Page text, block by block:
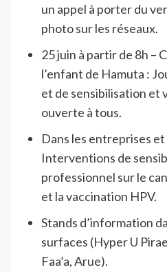
un appel à porter du
photo sur les réseaux.
25 juin à partir de 8h –
l’enfant de Hamuta :
et de sensibilisation et
ouverte à tous.
Dans les entreprises
Interventions de
professionnel sur le
et la vaccination HPV.
Stands d’information
surfaces (Hyper U
Faa’a, Arue).